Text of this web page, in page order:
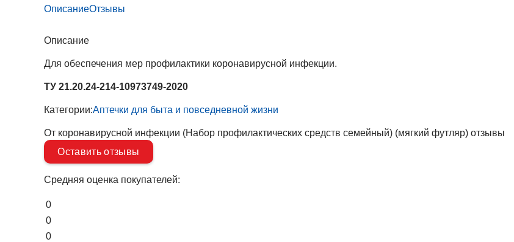
ОписаниеОтзывы
Описание
Для обеспечения мер профилактики коронавирусной инфекции.
ТУ 21.20.24-214-10973749-2020
Категории:Аптечки для быта и повседневной жизни
От коронавирусной инфекции (Набор профилактических средств семейный) (мягкий футляр) отзывы
Оставить отзывы
Средняя оценка покупателей:
0
0
0